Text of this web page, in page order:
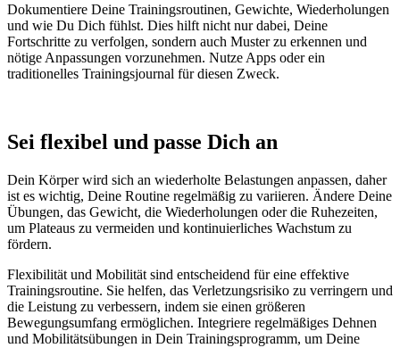
Dokumentiere Deine Trainingsroutinen, Gewichte, Wiederholungen
und wie Du Dich fühlst. Dies hilft nicht nur dabei, Deine
Fortschritte zu verfolgen, sondern auch Muster zu erkennen und
nötige Anpassungen vorzunehmen. Nutze Apps oder ein
traditionelles Trainingsjournal für diesen Zweck.
Sei flexibel und passe Dich an
Dein Körper wird sich an wiederholte Belastungen anpassen, daher
ist es wichtig, Deine Routine regelmäßig zu variieren. Ändere Deine
Übungen, das Gewicht, die Wiederholungen oder die Ruhezeiten,
um Plateaus zu vermeiden und kontinuierliches Wachstum zu
fördern.
Flexibilität und Mobilität sind entscheidend für eine effektive
Trainingsroutine. Sie helfen, das Verletzungsrisiko zu verringern und
die Leistung zu verbessern, indem sie einen größeren
Bewegungsumfang ermöglichen. Integriere regelmäßiges Dehnen
und Mobilitätsübungen in Dein Trainingsprogramm, um Deine